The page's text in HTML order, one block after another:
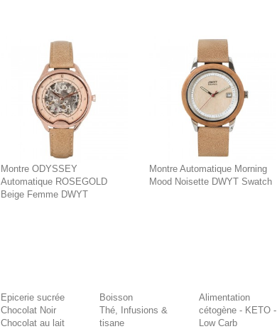
Montre ODYSSEY
Automatique ROSEGOLD
Beige Femme DWYT
Montre Automatique Morning
Mood Noisette DWYT Swatch
Epicerie sucrée
Chocolat Noir
Chocolat au lait
Boisson
Thé, Infusions &
tisane
Alimentation
cétogène - KETO -
Low Carb